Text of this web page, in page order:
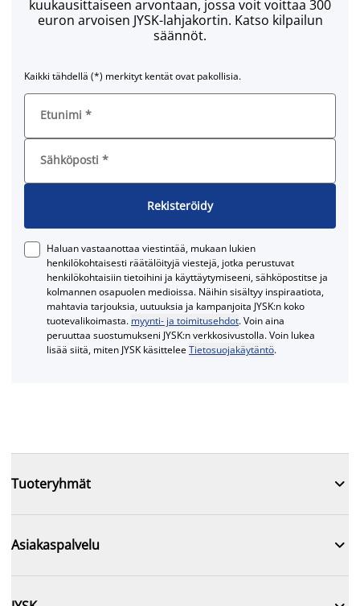
kuukausittaiseen arvontaan, jossa voit voittaa 300
euron arvoisen JYSK-lahjakortin. Katso kilpailun
säännöt.
Kaikki tähdellä (*) merkityt kentät ovat pakollisia.
Etunimi *
Sähköposti *
Rekisteröidy
Haluan vastaanottaa viestintää, mukaan lukien
henkilökohtaisesti räätälöityjä viestejä, jotka perustuvat
henkilökohtaisiin tietoihini ja käyttäytymiseeni, sähköpostitse ja
kolmannen osapuolen medioissa. Näihin sisältyy inspiraatiota,
mahtavia tarjouksia, uutuuksia ja kampanjoita JYSK:n koko
tuotevalikoimasta. myynti- ja toimitusehdot. Voin aina
peruuttaa suostumukseni JYSK:n verkkosivustolla. Voin lukea
lisää siitä, miten JYSK käsitteleeTietosuojakäytäntö.
Tuoteryhmät 
Asiakaspalvelu 